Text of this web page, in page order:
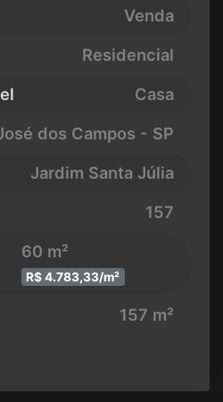
Venda
Residencial
Casa
dos Campos - SP
Jardim Santa Júlia
157
60 m²
R$ 4.783,33/m²
157 m²